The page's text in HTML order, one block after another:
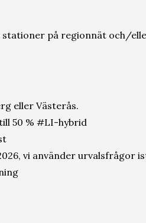
på regionnät och/
eller Västerås.
50 % #LI-hybrid
vi använder urvalsfrågor